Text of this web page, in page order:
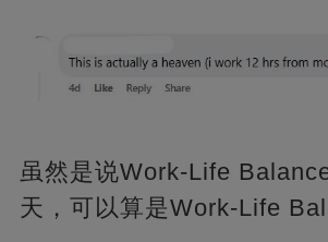
虽然是说Work-Life
天，可以算是Work-Life